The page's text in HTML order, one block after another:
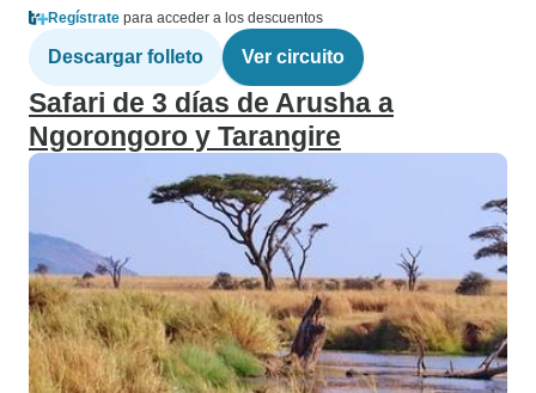
Regístrate para acceder a los descuentos
Descargar folleto Ver circuito
Safari de 3 días de Arusha a
Ngorongoro y Tarangire